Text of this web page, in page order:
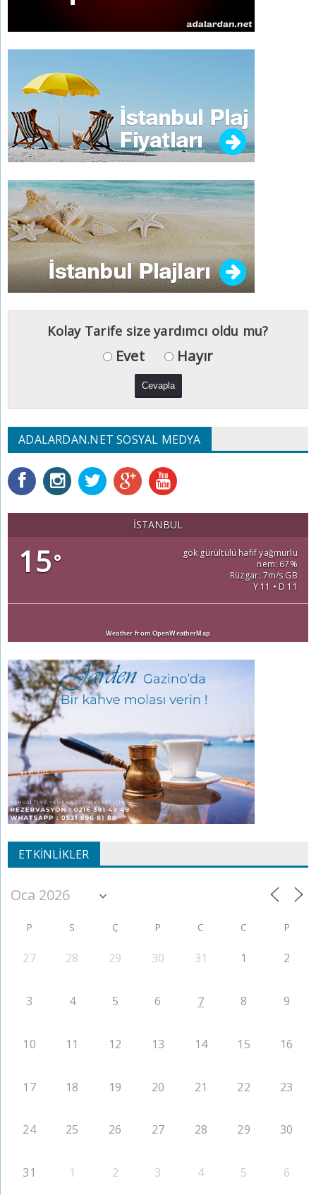
Kolay Tarife size yardımcı oldu mu?
Evet Hayır
ADALARDAN.NET SOSYAL MEDYA
İSTANBUL
15°
gök gürültülü hafif yağmurlu
nem: 67%
Rüzgar: 7m/s GB
Y 11 • D 11
Weather from OpenWeatherMap
ETKINLIKLER
P S Ç P C C P
27 28 29 30 31 1 2
3 4 5 6 7 8 9
10 11 12 13 14 15 16
17 18 19 20 21 22 23
24 25 26 27 28 29 30
31 1 2 3 4 5 6